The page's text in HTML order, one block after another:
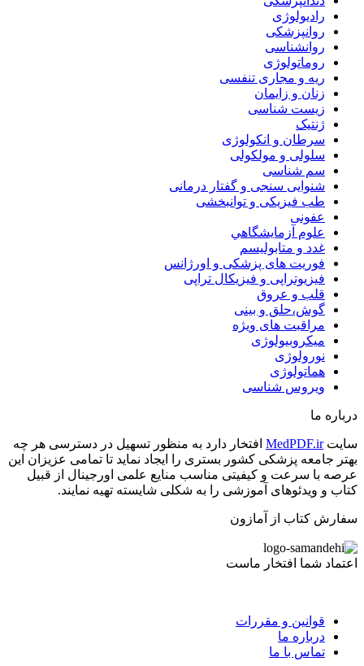
رادیولوژی
روانپزشکی
روانشناسی
روماتولوژی
ریه و مجاری تنفسی
زنان و زایمان
زیست شناسی
ژنتیک
سرطان و انکولوژی
سلولی و مولکولی
سم شناسی
شنوایی سنجی و گفتار درمانی
طب فیزیکی و توانبخشی
عفونی
علوم آزمايشگاهي
غدد و متابولیسم
فوریت های پزشکی و اورژانس
فیزیوتراپی و فیزیکال تراپی
قلب و عروق
گوش،حلق و بینی
مراقبت های ویژه
میکروبیولوژی
نورولوژی
هماتولوژی
ویروس شناسی
درباره ما
سایتMedPDF.ir افتخار دارد به منظور تسهیل در دسترسی هر چه
بهتر جامعه پزشکی کشور بستری را ایجاد نماید تا تمامی عزیزان این
عرصه با سرعت و کیفیتی مناسب منایع علمی اورجینال از قبیل
کتاب و ویدئوهای آموزشی را به شکلی شایسته تهیه نمایند.
سفارش کتاب از آمازون
اعتماد شما افتخار ماست
قوانین و مقررات
درباره ما
تماس با ما